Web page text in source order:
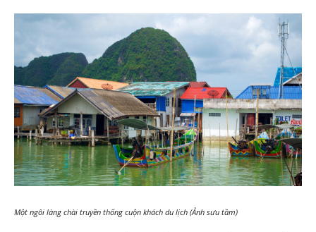
Một ngôi làng chài truyền thống cuộn khách du lịch (Ảnh sưu tầm)